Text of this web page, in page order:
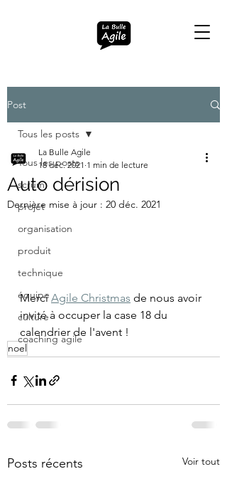
Post
Tous les posts
scrum
projet
organisation
produit
technique
équipe
culture
coaching agile
Tous les posts
Auto dérision
La Bulle Agile
18 déc. 2021 1 min de lecture
Dernière mise à jour : 20 déc. 2021
Merci Agile Christmas de nous avoir
invité à occuper la case 18 du
calendrier de l'avent !
noel
Posts récents Voir tout